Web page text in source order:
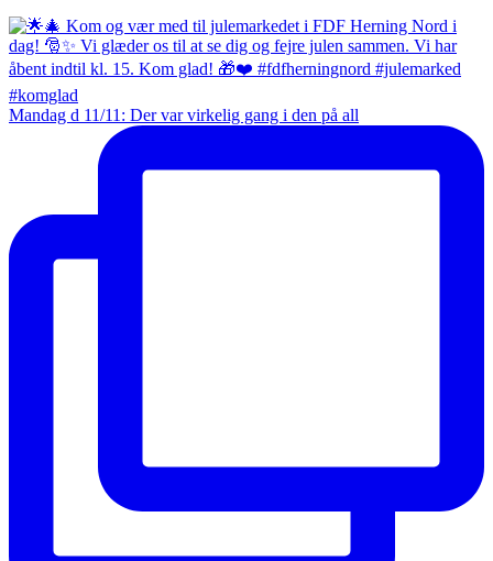
Mandag d 11/11: Der var virkelig gang i den på all